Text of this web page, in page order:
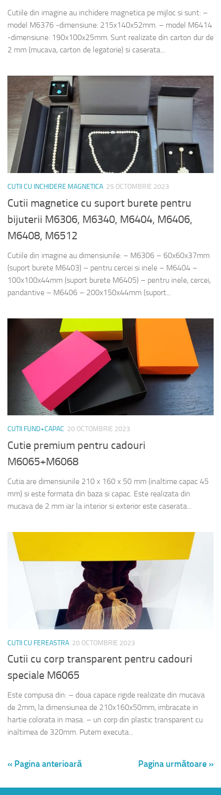
Cutiile din imagine au inchidere magnetica pe mijloc si sunt: –
model M6376 -dimensiune: 215x140x52mm. – model M6414
-dimensiune: 190x100x25mm. Sunt realizate din carton dur de
2 mm (mucava, carton de legatorie) si caserata...
CUTII CU INCHIDERE MAGNETICA 25 OCTOMBRIE 2023
Cutii magnetice cu suport burete pentru
bijuterii M6306, M6340, M6404, M6406,
M6408, M6512
Cutiile din imagine au dimensiunile: – M6306 – 60x60x37mm
(suport burete M6403) – pentru cercei si inele – M6404 –
100x100x44mm (suport burete M6405) – pentru inele, cercei,
pandantive – M6406 – 200x150x44mm (suport...
CUTII FUND+CAPAC 20 OCTOMBRIE 2023
Cutie premium pentru cadouri
M6065+M6068
Cutia are dimensiunile 210 x 160 x 50 mm (inaltime capac 45
mm) si este formata din baza si capac. Este realizata din
mucava de 2 mm iar la interior si exterior este caserata...
CUTII CU FEREASTRA 20 OCTOMBRIE 2023
Cutii cu corp transparent pentru cadouri
speciale M6065
Este compusa din: – doua capace rigide realizate din mucava
de 2mm, la dimensiunea de 210x160x50mm, imbracate in
hartie colorata in masa. – un corp din plastic transparent cu
inaltimea de 320mm. Putem executa...
« Pagina anterioară Pagina următoare »